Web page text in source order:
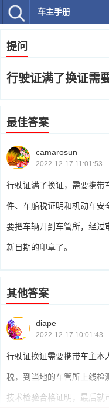
车主手册
提问
行驶证满了换证需
最佳答案
camarosun
2022-12-17 11:01:53
行驶证满了换证，需要携带
件、车船税证明和机动车安
要把车辆开到车管所，经过
新日期的印章了。
其他答案
diape
2022-12-17 10:01:43
行驶证换证需要携带车主本
税，到当地的车管所上线检
技术检验合格证明，最后就